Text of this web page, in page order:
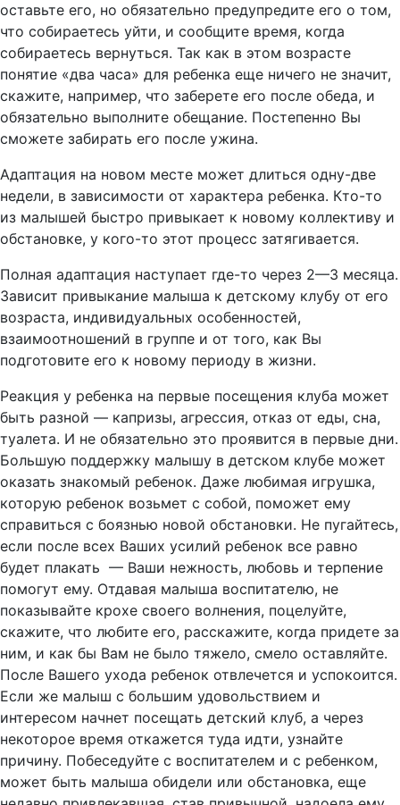
оставьте его, но обязательно предупредите его о том,
что собираетесь уйти, и сообщите время, когда
собираетесь вернуться. Так как в этом возрасте
понятие «два часа» для ребенка еще ничего не значит,
скажите, например, что заберете его после обеда, и
обязательно выполните обещание. Постепенно Вы
сможете забирать его после ужина.
Адаптация на новом месте может длиться одну-две
недели, в зависимости от характера ребенка. Кто-то
из малышей быстро привыкает к новому коллективу и
обстановке, у кого-то этот процесс затягивается.
Полная адаптация наступает где-то через 2—3 месяца.
Зависит привыкание малыша к детскому клубу от его
возраста, индивидуальных особенностей,
взаимоотношений в группе и от того, как Вы
подготовите его к новому периоду в жизни.
Реакция у ребенка на первые посещения клуба может
быть разной — капризы, агрессия, отказ от еды, сна,
туалета. И не обязательно это проявится в первые дни.
Большую поддержку малышу в детском клубе может
оказать знакомый ребенок. Даже любимая игрушка,
которую ребенок возьмет с собой, поможет ему
справиться с боязнью новой обстановки. Не пугайтесь,
если после всех Ваших усилий ребенок все равно
будет плакать — Ваши нежность, любовь и терпение
помогут ему. Отдавая малыша воспитателю, не
показывайте крохе своего волнения, поцелуйте,
скажите, что любите его, расскажите, когда придете за
ним, и как бы Вам не было тяжело, смело оставляйте.
После Вашего ухода ребенок отвлечется и успокоится.
Если же малыш с большим удовольствием и
интересом начнет посещать детский клуб, а через
некоторое время откажется туда идти, узнайте
причину. Побеседуйте с воспитателем и с ребенком,
может быть малыша обидели или обстановка, еще